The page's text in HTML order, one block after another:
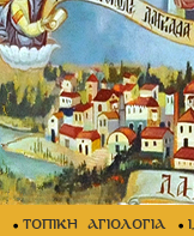
ΤΟΠΙΚΗ ΑΓΙΟΛΟΓΙΑ